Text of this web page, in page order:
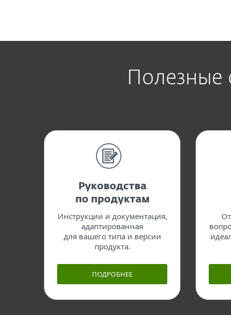
Полезные
Руководства
по продуктам
Инструкции и документация,
адаптированная
для вашего типа и версии
продукта.
ПОДРОБНЕЕ